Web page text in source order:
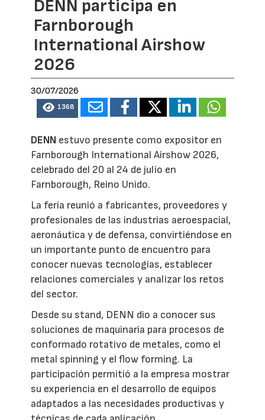
DENN participa en
Farnborough
International Airshow
2026
30/07/2026
1368
DENN estuvo presente como expositor en
Farnborough International Airshow 2026,
celebrado del 20 al 24 de julio en
Farnborough, Reino Unido.
La feria reunió a fabricantes, proveedores y
profesionales de las industrias aeroespacial,
aeronáutica y de defensa, convirtiéndose en
un importante punto de encuentro para
conocer nuevas tecnologías, establecer
relaciones comerciales y analizar los retos
del sector.
Desde su stand, DENN dio a conocer sus
soluciones de maquinaria para procesos de
conformado rotativo de metales, como el
metal spinning y el flow forming. La
participación permitió a la empresa mostrar
su experiencia en el desarrollo de equipos
adaptados a las necesidades productivas y